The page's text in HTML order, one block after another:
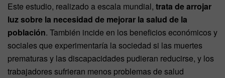
Este estudio, realizado a escala mundial, trata de arrojar
luz sobre la necesidad de mejorar la salud de la
población. También incide en los beneficios económicos y
sociales que experimentaría la sociedad si las muertes
prematuras y las discapacidades pudieran reducirse, y los
trabajadores sufrieran menos problemas de salud